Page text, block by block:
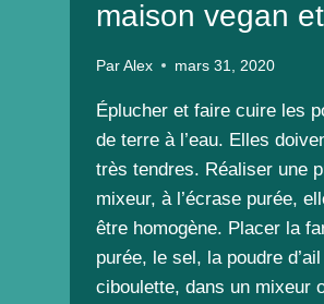
maison vegan
Par Alex mars 31, 2020
Éplucher et faire cuire les
de terre à l’eau. Elles
très tendres. Réaliser une
mixeur, à l’écrase purée,
être homogène. Placer la
purée, le sel, la poudre
ciboulette, dans un mixeur